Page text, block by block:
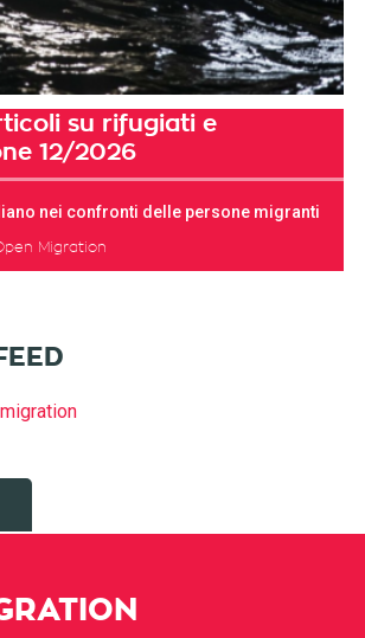
su rifugiati e
12/2026
nei confronti delle persone migranti
Migration